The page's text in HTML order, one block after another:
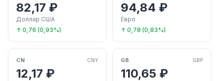
82,17 ₽
Доллар США
↑ 0,76 (0,93%)
94,84 ₽
Евро
↑ 0,78 (0,83%)
CN CNY
12,17 ₽
GB GBP
110,65 ₽